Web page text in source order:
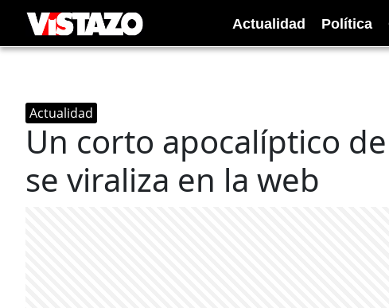
Actualidad Política
Actualidad
Un corto apocalíptico
se viraliza en la web